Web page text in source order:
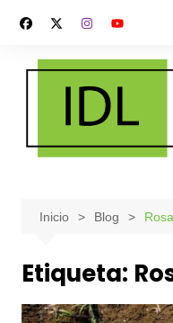
contenido
Inicio Blog
Etiqueta: